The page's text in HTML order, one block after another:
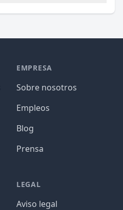
EMPRESA
Sobre nosotros
Empleos
Blog
Prensa
LEGAL
Aviso legal